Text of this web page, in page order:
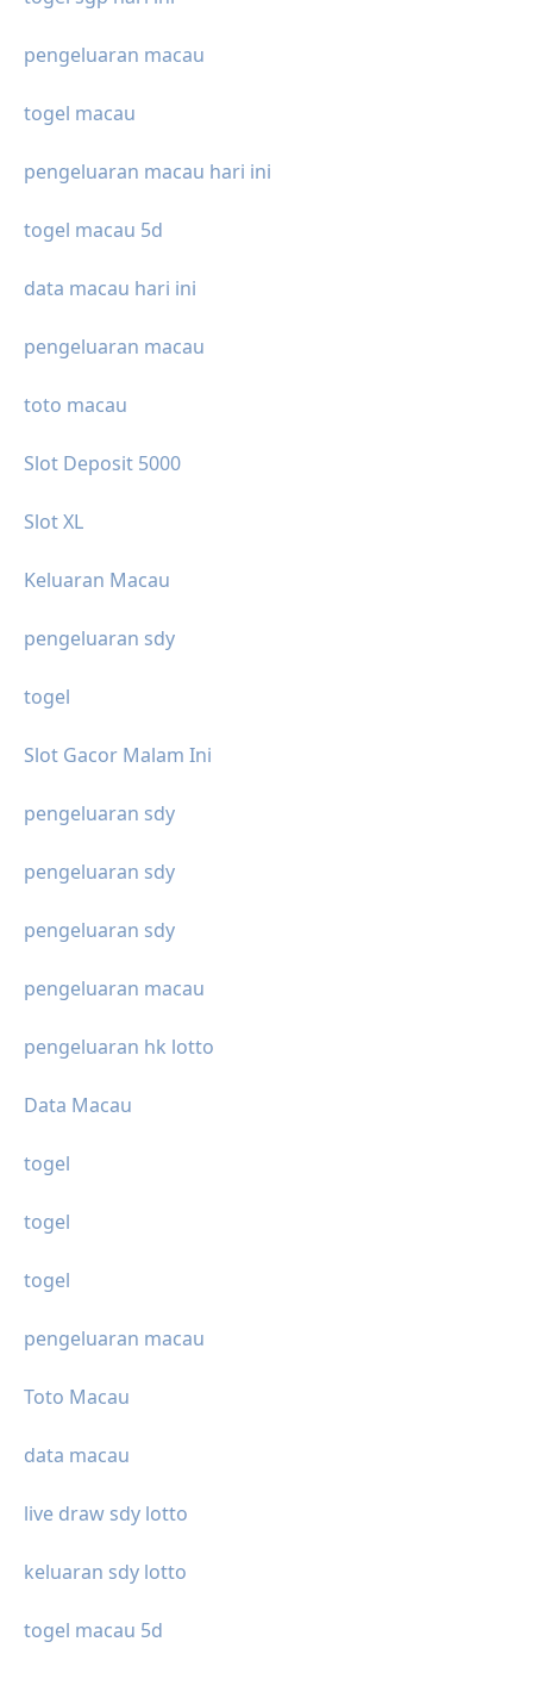
pengeluaran macau
togel macau
pengeluaran macau hari ini
togel macau 5d
data macau hari ini
pengeluaran macau
toto macau
Slot Deposit 5000
Slot XL
Keluaran Macau
pengeluaran sdy
togel
Slot Gacor Malam Ini
pengeluaran sdy
pengeluaran sdy
pengeluaran sdy
pengeluaran macau
pengeluaran hk lotto
Data Macau
togel
togel
togel
pengeluaran macau
Toto Macau
data macau
live draw sdy lotto
keluaran sdy lotto
togel macau 5d